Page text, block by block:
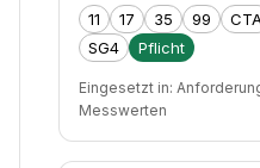
11 17 35 99
SG4
Pflicht
Eingesetzt in:
Messwerten